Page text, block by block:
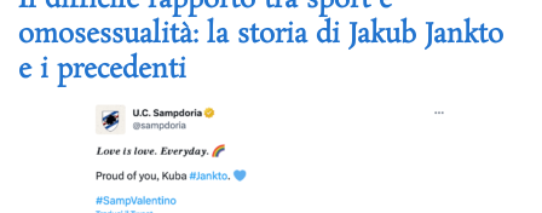
omosessualità: la storia di Jakub Jankto
e i precedenti